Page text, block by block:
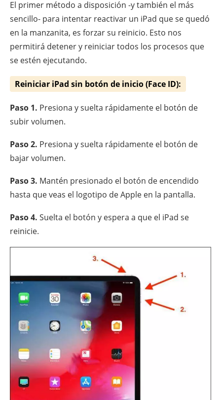
El primer método a disposición -y también el más
sencillo- para intentar reactivar un iPad que se quedó
en la manzanita, es forzar su reinicio. Esto nos
permitirá detener y reiniciar todos los procesos que
se estén ejecutando.
Reiniciar iPad sin botón de inicio (Face ID):
Paso 1. Presiona y suelta rápidamente el botón de
subir volumen.
Paso 2. Presiona y suelta rápidamente el botón de
bajar volumen.
Paso 3. Mantén presionado el botón de encendido
hasta que veas el logotipo de Apple en la pantalla.
Paso 4. Suelta el botón y espera a que el iPad se
reinicie.